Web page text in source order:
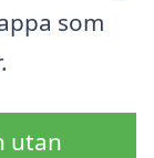
som
utan